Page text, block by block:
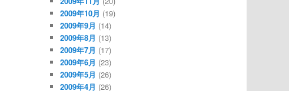
2009年10月 (19)
2009年9月 (14)
2009年8月 (13)
2009年7月 (17)
2009年6月 (23)
2009年5月 (26)
2009年4月 (26)